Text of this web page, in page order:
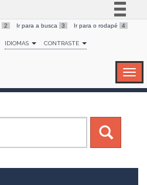
Simplifique!
Comunica BR
Canais
2 Ir para a busca 3 Ir para o rodapé 4
IDIOMAS CONTRASTE